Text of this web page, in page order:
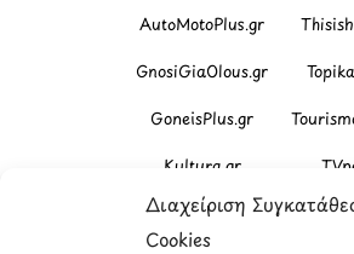
Διαχείριση
Cookies
AutoMotoPlus.gr
GnosiGiaOlous.gr
GoneisPlus.gr
Kultura.gr
Loatki.gr